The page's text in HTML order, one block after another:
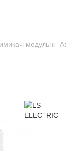
модульні